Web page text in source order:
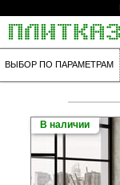
ВЫБОР ПО ПАРАМЕТРАМ
В наличии